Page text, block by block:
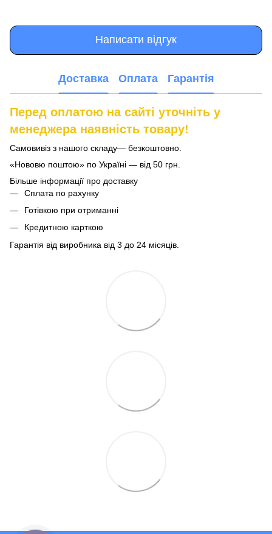
Написати відгук
Доставка Оплата Гарантія
Перед оплатою на сайті уточніть у
менеджера наявність товару!
Самовивіз з нашого складу— безкоштовно.
«Нововю поштою» по Україні — від 50 грн.
Більше інформації про доставку
Сплата по рахунку
Готівкою при отриманні
Кредитною карткою
Гарантія від виробника від 3 до 24 місяців.